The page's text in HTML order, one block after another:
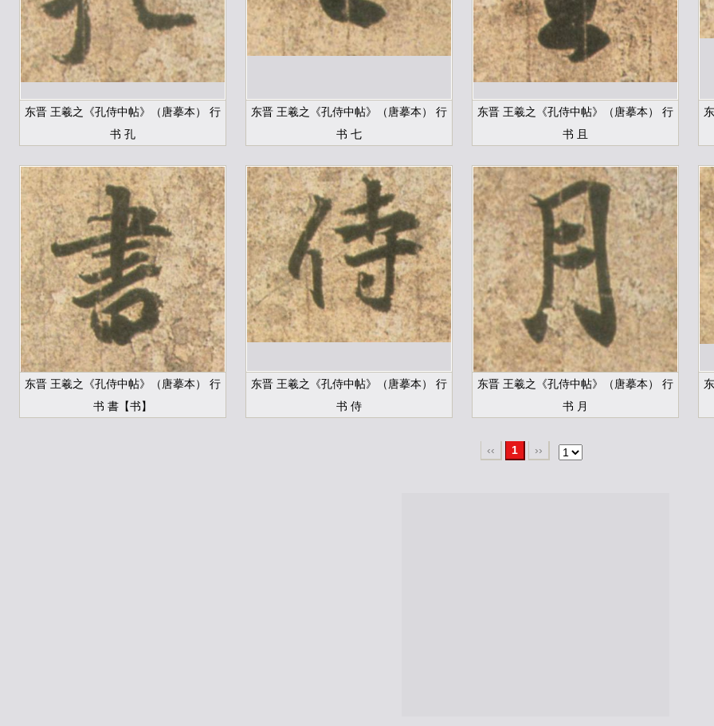
东晋 王羲之《孔侍中帖》（唐摹本） 行
书 孔
东晋 王羲之《孔侍中帖》（唐摹本） 行
书 七
东晋 王羲之《孔侍中帖》（唐摹本） 行
书 且
东晋 王羲之《孔侍中帖》（唐摹本） 行
书 書【书】
东晋 王羲之《孔侍中帖》（唐摹本） 行
书 侍
东晋 王羲之《孔侍中帖》（唐摹本） 行
书 月
‹‹ 1 ››